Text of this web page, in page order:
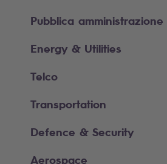
Pubblica amministrazione
Energy & Utilities
Telco
Transportation
Defence & Security
Aerospace